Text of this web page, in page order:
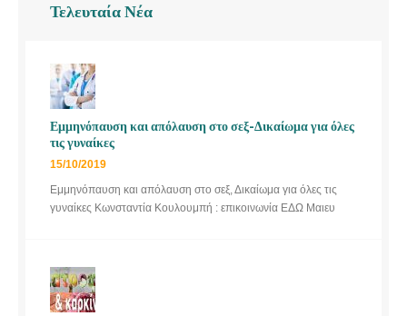
Τελευταία Νέα
Εμμηνόπαυση και απόλαυση στο σεξ-Δικαίωμα για όλες
τις γυναίκες
15/10/2019
Εμμηνόπαυση και απόλαυση στο σεξ, Δικαίωμα για όλες τις
γυναίκες Κωνσταντία Κουλουμπή : επικοινωνία ΕΔΩ Μαιευ